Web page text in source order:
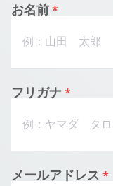
お名前
フリガナ
メールアドレス